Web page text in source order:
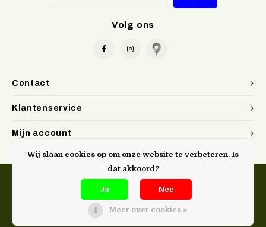
Contact
Volg ons
Klantenservice
Mijn account
Wij slaan cookies op om onze website te verbeteren. Is
dat akkoord?
Ja Nee
Meer over cookies »